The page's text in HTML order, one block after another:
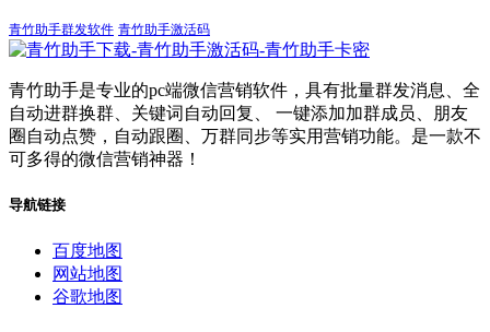
青竹助手群发软件 青竹助手激活码
青竹助手是专业的pc端微信营销软件，具有批量群发消息、全
自动进群换群、关键词自动回复、 一键添加加群成员、朋友
圈自动点赞，自动跟圈、万群同步等实用营销功能。是一款不
可多得的微信营销神器！
导航链接
百度地图
网站地图
谷歌地图